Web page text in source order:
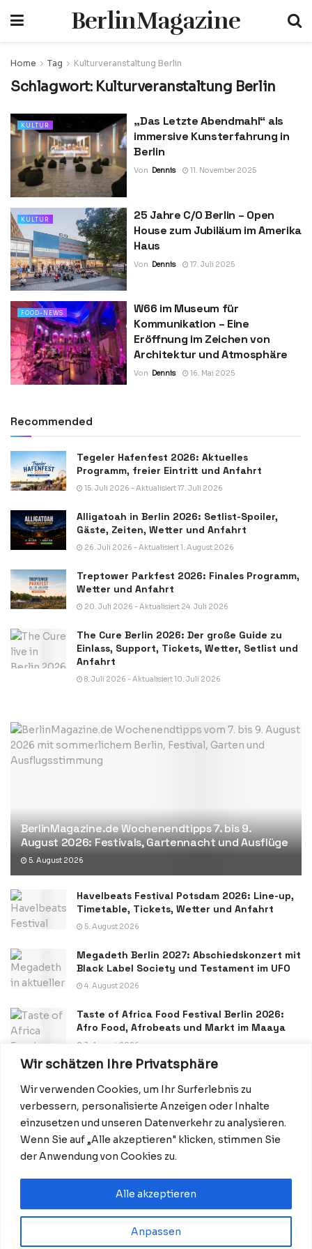
Wir schätzen Ihre Privatsphäre
Wir verwenden Cookies, um Ihr Surferlebnis zu
verbessern, personalisierte Anzeigen oder Inhalte
einzusetzen und unseren Datenverkehr zu analysieren.
Wenn Sie auf „Alle akzeptieren" klicken, stimmen Sie
der Anwendung von Cookies zu.
Anpassen
Alle akzeptieren
BerlinMagazine
Home Tag Kulturveranstaltung Berlin
Schlagwort: Kulturveranstaltung Berlin
KULTUR
„Das Letzte Abendmahl“ als
immersive Kunsterfahrung in
Berlin
Von Dennis 11. November 2025
KULTUR
25 Jahre C/O Berlin – Open
House zum Jubiläum im Amerika
Haus
Von Dennis 17. Juli 2025
FOOD-NEWS
W66 im Museum für
Kommunikation – Eine
Eröffnung im Zeichen von
Architektur und Atmosphäre
Von Dennis 16. Mai 2025
Recommended
Tegeler Hafenfest 2026: Aktuelles
Programm, freier Eintritt und Anfahrt
15. Juli 2026 - Aktualisiert 17. Juli 2026
Alligatoah in Berlin 2026: Setlist-Spoiler,
Gäste, Zeiten, Wetter und Anfahrt
26. Juli 2026 - Aktualisiert 1. August 2026
Treptower Parkfest 2026: Finales Programm,
Wetter und Anfahrt
20. Juli 2026 - Aktualisiert 24. Juli 2026
The Cure Berlin 2026: Der große Guide zu
Einlass, Support, Tickets, Wetter, Setlist und
Anfahrt
8. Juli 2026 - Aktualisiert 10. Juli 2026
BerlinMagazine.de Wochenendtipps 7. bis 9.
August 2026: Festivals, Gartennacht und Ausflüge
5. August 2026
Havelbeats Festival Potsdam 2026: Line-up,
Timetable, Tickets, Wetter und Anfahrt
5. August 2026
Megadeth Berlin 2027: Abschiedskonzert mit
Black Label Society und Testament im UFO
4. August 2026
Taste of Africa Food Festival Berlin 2026:
Afro Food, Afrobeats und Markt im Maaya
3. August 2026
Datenschutzerklärung Impressum Startseite
© 2026 BerlinMagazine.de